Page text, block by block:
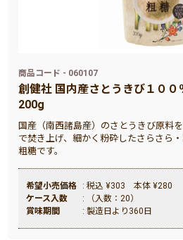
商品コード - 060107
創健社 国内産さとうきび１０
200g
国産（南西諸島産）のさとうきび原料
で焚き上げ、細かく粉砕したさらさら
粗糖です。
希望小売価格
: 税込 ¥303 本体 ¥280
ケース入数
: （入数：20）
賞味期間
: 製造日より360日